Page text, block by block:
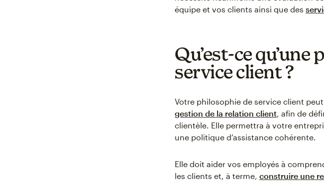
équipe et vos clients ainsi que des
Qu’est-ce
service client ?
Votre philosophie de service client
gestion de la relation client, afin de
clientèle. Elle permettra à votre
une politique d’assistance cohérente.
Elle doit aider vos employés à
les clients et, à terme, construire une